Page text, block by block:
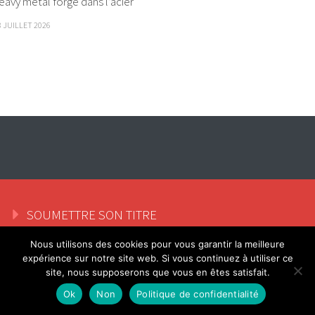
JUILLET 2026
SOUMETTRE SON TITRE
MENTIONS LEGALES
Nous utilisons des cookies pour vous garantir la meilleure
expérience sur notre site web. Si vous continuez à utiliser ce
site, nous supposerons que vous en êtes satisfait.
Ok
Non Politique de confidentialité